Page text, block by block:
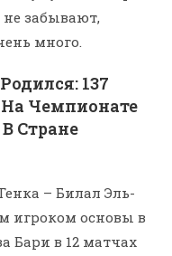
забывают,
много.
137
Чемпионате
Стране
– Билал Эль-
игроком основы в
Бари в 12 матчах